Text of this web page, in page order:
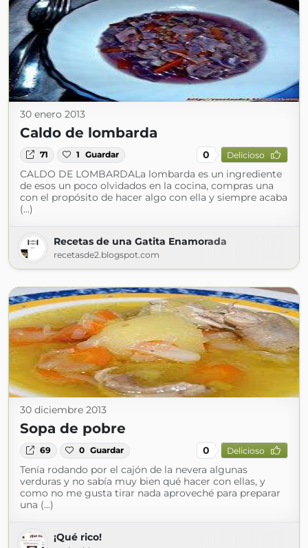
30 enero 2013
Caldo de lombarda
71 1 Guardar 0 Delicioso
CALDO DE LOMBARDALa lombarda es un ingrediente
de esos un poco olvidados en la cocina, compras una
con el propósito de hacer algo con ella y siempre acaba
(...)
Recetas de una Gatita Enamorada
recetasde2.blogspot.com
30 diciembre 2013
Sopa de pobre
69 0 Guardar 0 Delicioso
Tenía rodando por el cajón de la nevera algunas
verduras y no sabía muy bien qué hacer con ellas, y
como no me gusta tirar nada aproveché para preparar
una (...)
¡Qué rico!